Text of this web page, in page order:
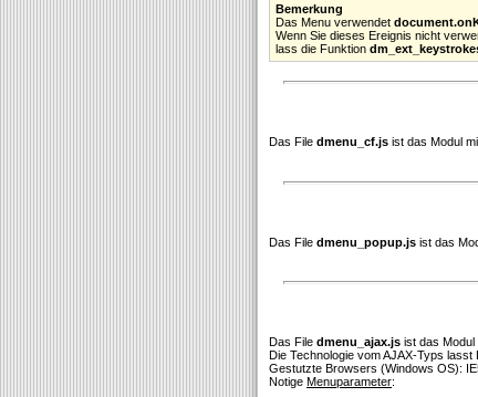
Bemerkung
Das Menu verwendet
Wenn Sie dieses Ereignis nicht
lass die Funktion
Das File dmenu_cf.js ist das Modul
Das File dmenu_popup.js ist das
Das File dmenu_ajax.js ist das Modul
Die Technologie vom AJAX-Typs
Gestutzte Browsers (Windows OS):
Notige Menuparameter: